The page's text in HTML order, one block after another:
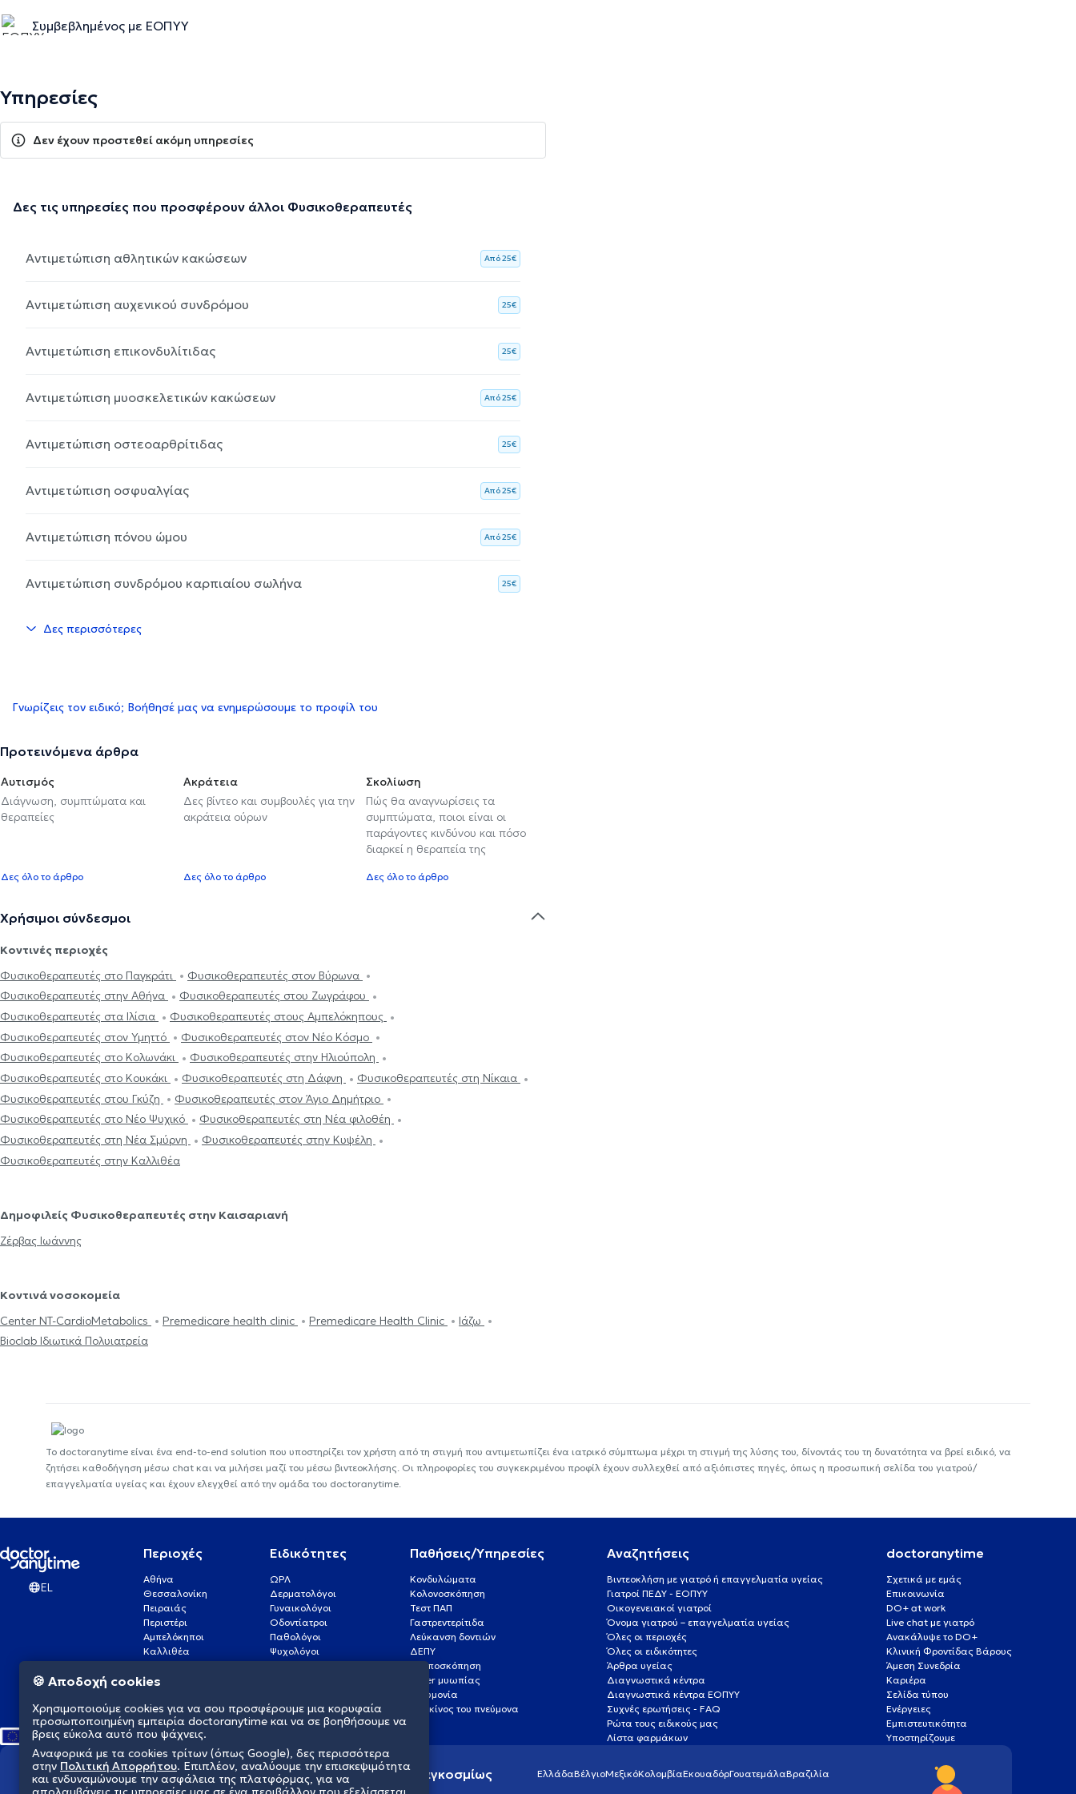
Συμβεβλημένος με ΕΟΠΥΥ
Υπηρεσίες
Δεν έχουν προστεθεί ακόμη υπηρεσίες
Δες τις υπηρεσίες που προσφέρουν άλλοι Φυσικοθεραπευτές
Αντιμετώπιση αθλητικών κακώσεων Aπό 25€
Αντιμετώπιση αυχενικού συνδρόμου 25€
Αντιμετώπιση επικονδυλίτιδας 25€
Αντιμετώπιση μυοσκελετικών κακώσεων Aπό 25€
Αντιμετώπιση οστεοαρθρίτιδας 25€
Αντιμετώπιση οσφυαλγίας Aπό 25€
Αντιμετώπιση πόνου ώμου Aπό 25€
Αντιμετώπιση συνδρόμου καρπιαίου σωλήνα 25€
Δες περισσότερες
Γνωρίζεις τον ειδικό; Βοήθησέ μας να ενημερώσουμε το προφίλ του
Προτεινόμενα άρθρα
Αυτισμός
Διάγνωση, συμπτώματα και
θεραπείες
Δες όλο το άρθρο
Ακράτεια
Δες βίντεο και συμβουλές για την
ακράτεια ούρων
Δες όλο το άρθρο
Σκολίωση
Πώς θα αναγνωρίσεις τα
συμπτώματα, ποιοι είναι οι
παράγοντες κινδύνου και πόσο
διαρκεί η θεραπεία της
Δες όλο το άρθρο
Χρήσιμοι σύνδεσμοι
Κοντινές περιοχές
Φυσικοθεραπευτές στο Παγκράτι
Φυσικοθεραπευτές στον Βύρωνα
Φυσικοθεραπευτές στην Αθήνα
Φυσικοθεραπευτές στου Ζωγράφου
Φυσικοθεραπευτές στα Ιλίσια
Φυσικοθεραπευτές στους Αμπελόκηπους
Φυσικοθεραπευτές στον Υμηττό
Φυσικοθεραπευτές στον Νέο Κόσμο
Φυσικοθεραπευτές στο Κολωνάκι
Φυσικοθεραπευτές στην Ηλιούπολη
Φυσικοθεραπευτές στο Κουκάκι
Φυσικοθεραπευτές στη Δάφνη
Φυσικοθεραπευτές στη Νίκαια
Φυσικοθεραπευτές στου Γκύζη
Φυσικοθεραπευτές στον Άγιο Δημήτριο
Φυσικοθεραπευτές στο Νέο Ψυχικό
Φυσικοθεραπευτές στη Νέα φιλοθέη
Φυσικοθεραπευτές στη Νέα Σμύρνη
Φυσικοθεραπευτές στην Κυψέλη
Φυσικοθεραπευτές στην Καλλιθέα
Δημοφιλείς Φυσικοθεραπευτές στην Καισαριανή
Ζέρβας Ιωάννης
Κοντινά νοσοκομεία
Center NT-CardioMetabolics
Premedicare health clinic Premedicare Health Clinic
Ιάζω
Bioclab Ιδιωτικά Πολυιατρεία
Το doctoranytime είναι ένα end-to-end solution που υποστηρίζει τον χρήστη από τη στιγμή που αντιμετωπίζει ένα ιατρικό σύμπτωμα μέχρι τη στιγμή της λύσης του, δίνοντάς του τη δυνατότητα να βρεί ειδικό, να
ζητήσει καθοδήγηση μέσω chat και να μιλήσει μαζί του μέσω βιντεοκλήσης. Οι πληροφορίες του συγκεκριμένου προφίλ έχουν συλλεχθεί από αξιόπιστες πηγές, όπως η προσωπική σελίδα του γιατρού/
επαγγελματία υγείας και έχουν ελεγχθεί από την ομάδα του doctoranytime.
EL
Περιοχές
Αθήνα
Θεσσαλονίκη
Πειραιάς
Περιστέρι
Αμπελόκηποι
Καλλιθέα
Γλυφάδα
Νέα Σμύρνη
Ειδικότητες
ΩΡΛ
Δερματολόγοι
Γυναικολόγοι
Οδοντίατροι
Παθολόγοι
Ψυχολόγοι
Καρδιολόγοι
Παθήσεις/Υπηρεσίες
Κονδυλώματα
Κολονοσκόπηση
Τεστ ΠΑΠ
Γαστρεντερίτιδα
Λεύκανση δοντιών
ΔΕΠΥ
Κολποσκόπηση
Laser μυωπίας
Πνευμονία
Καρκίνος του πνεύμονα
Αναζητήσεις
Βιντεοκλήση με γιατρό ή επαγγελματία υγείας
Γιατροί ΠΕΔΥ - ΕΟΠΥΥ
Οικογενειακοί γιατροί
Όνομα γιατρού – επαγγελματία υγείας
Όλες οι περιοχές
Όλες οι ειδικότητες
Άρθρα υγείας
Διαγνωστικά κέντρα
Διαγνωστικά κέντρα ΕΟΠΥΥ
Συχνές ερωτήσεις - FAQ
Ρώτα τους ειδικούς μας
Λίστα φαρμάκων
doctoranytime
Σχετικά με εμάς
Επικοινωνία
DO+ at work
Live chat με γιατρό
Ανακάλυψε το DO+
Κλινική Φροντίδας Βάρους
Άμεση Συνεδρία
Καριέρα
Σελίδα τύπου
Ενέργειες
Εμπιστευτικότητα
Υποστηρίζουμε
Διαμορφώνουμε το μέλλον της υγείας παγκοσμίως ΕλλάδαΒέλγιοΜεξικόΚολομβίαΕκουαδόρΓουατεμάλαΒραζιλία
🍪 Αποδοχή cookies
Χρησιμοποιούμε cookies για να σου προσφέρουμε μια κορυφαία
προσωποποιημένη εμπειρία doctoranytime και να σε βοηθήσουμε να
βρεις εύκολα αυτό που ψάχνεις.
Αναφορικά με τα cookies τρίτων (όπως Google), δες περισσότερα
στην Πολιτική Απορρήτου. Επιπλέον, αναλύουμε την επισκεψιμότητα
και ενδυναμώνουμε την ασφάλεια της πλατφόρμας, για να